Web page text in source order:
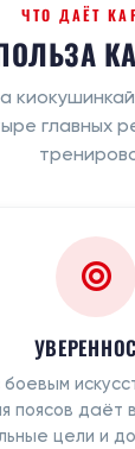
ЧТО ДАЁТ
главных
поясов даёт
цели и